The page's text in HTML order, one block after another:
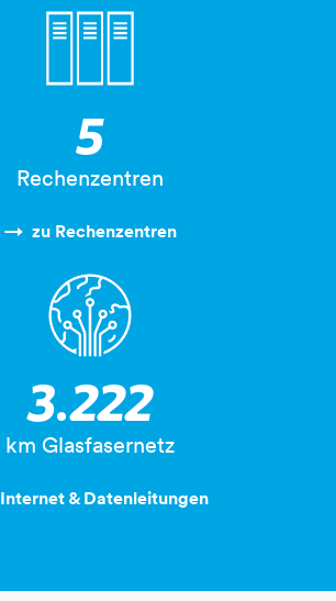
7
Rechenzentren
zu Rechenzentren
glasfaser-weltkugel
5.000
km Glasfasernetz
Internet & Datenleitungen